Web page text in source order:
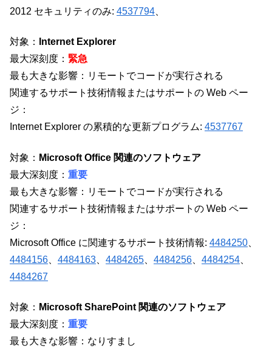
2012 セキュリティのみ: 4537794
対象：
Internet Explorer
最大深刻度： 緊急
最も大きな影響：リモートでコードが実行される
関連するサポート技術情報またはサポートの Web ペー
ジ：
Internet Explorer の累積的な更新プログラム: 4537767
対象： Microsoft Office 関連のソフトウェア
最大深刻度： 重要
最も大きな影響：リモートでコードが実行される
関連するサポート技術情報またはサポートの Web ペー
ジ：
Microsoft Office に関連するサポート技術情報: 4484250
4484156
4484163 4484265 4484256 4484254
4484267
対象： Microsoft SharePoint 関連のソフトウェア
最大深刻度： 重要
最も大きな影響：なりすまし